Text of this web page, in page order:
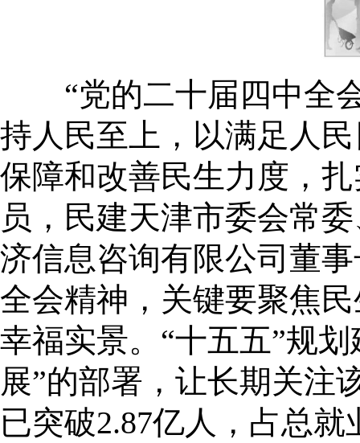
“党的二十届四中全会
持人民至上，以满足人
保障和改善民生力度，
员，民建天津市委会常
济信息咨询有限公司董
全会精神，关键要聚焦
幸福实景。“十五五”规
展”的部署，让长期关注
已突破2.87亿人，占总